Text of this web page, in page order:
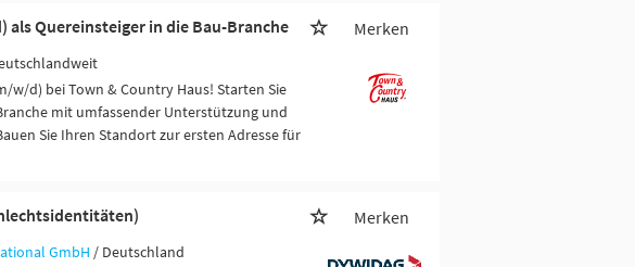
Quereinsteiger in die Bau-Branche Merken
w/d) bei Town & Country Haus! Starten Sie
mit umfassender Unterstützung und
Sie Ihren Standort zur ersten Adresse für
Merken
GmbH / Deutschland